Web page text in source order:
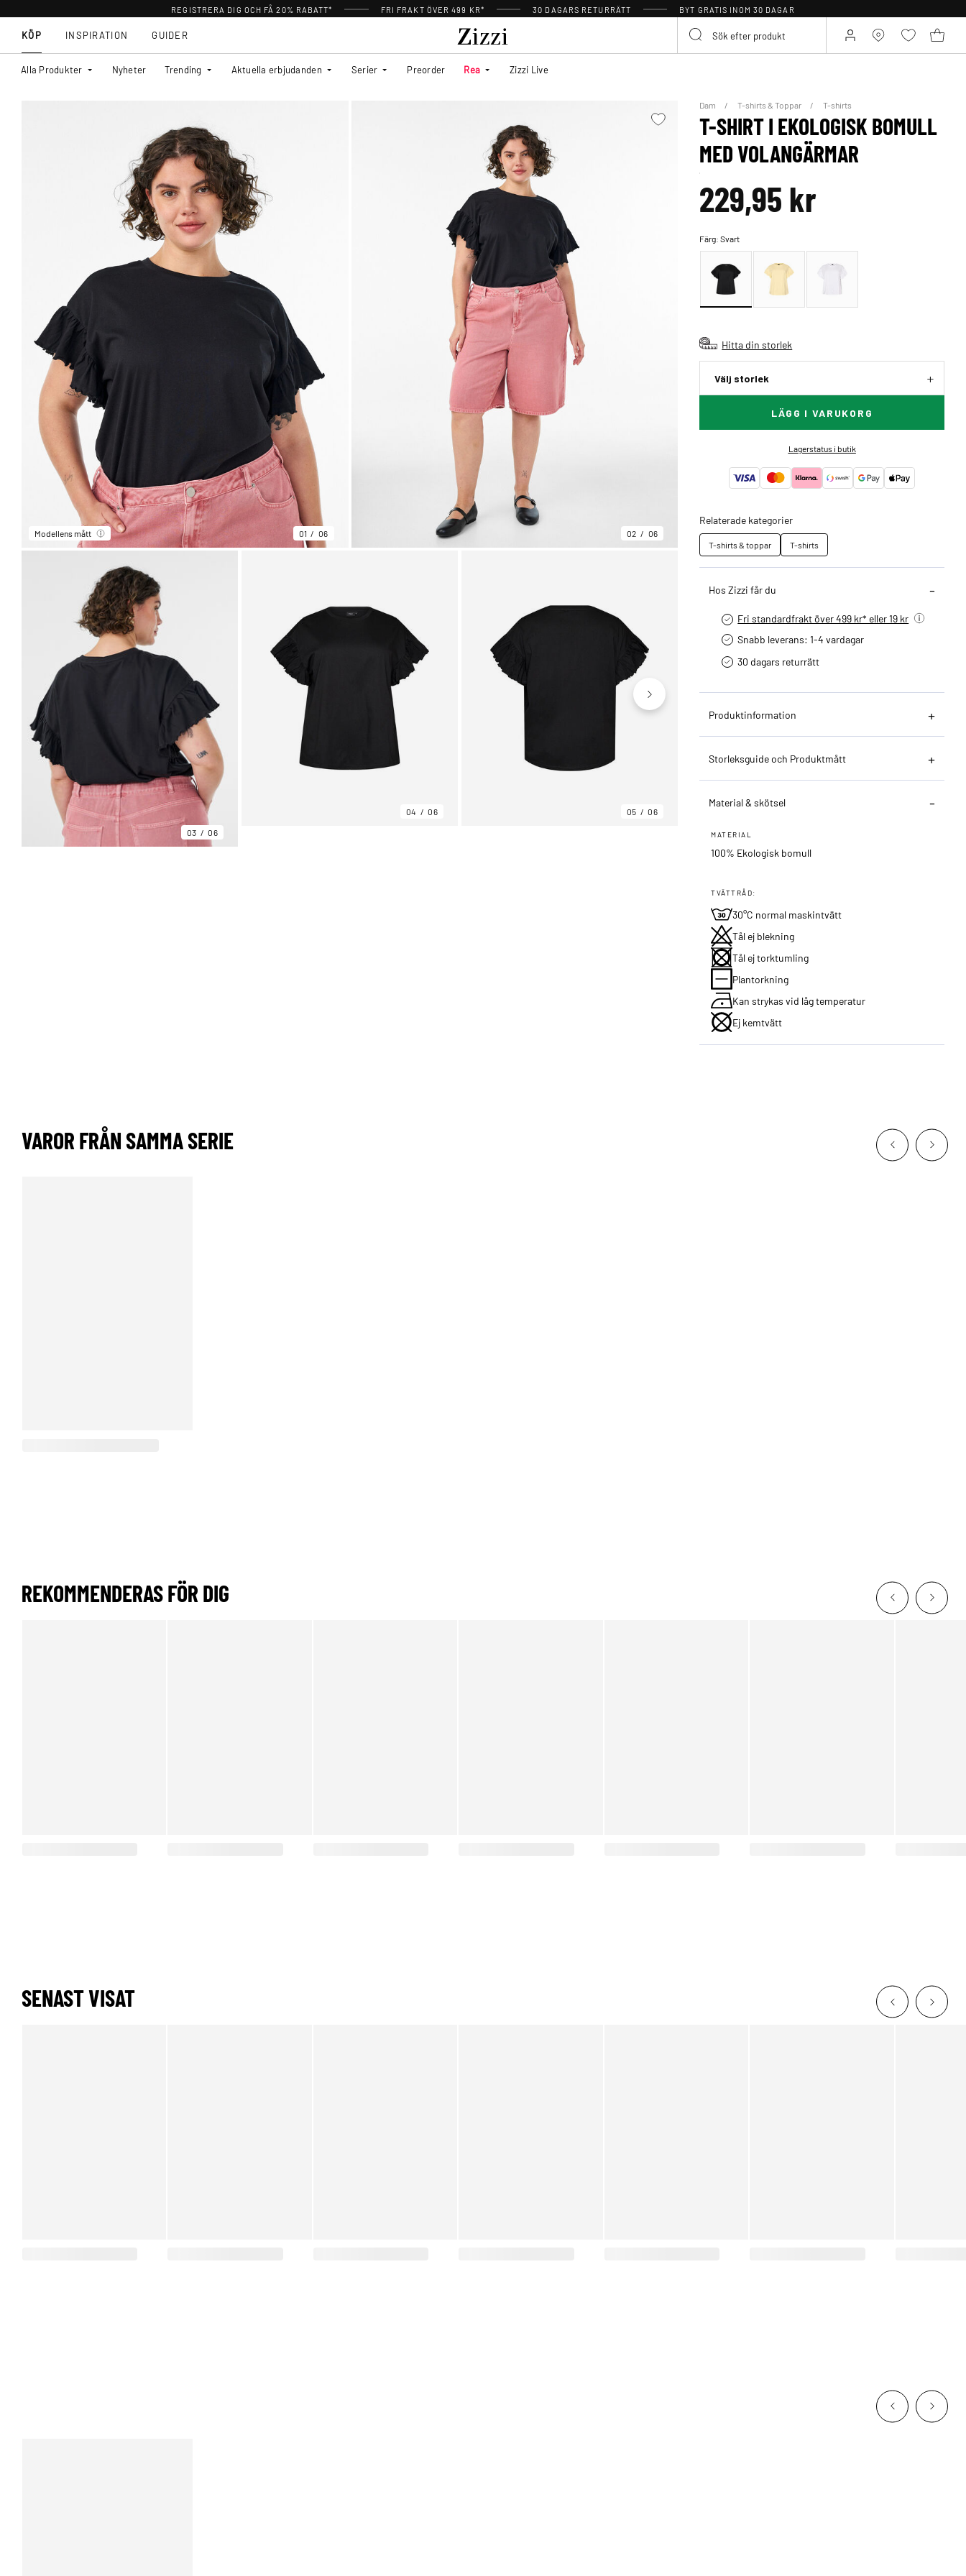
REGISTRERA DIG OCH FÅ 20% RABATT* FRI FRAKT ÖVER 499 KR* 30 DAGARS RETURRÄTT BYT GRATIS INOM 30 DAGAR
KÖP
Alla Produkter Nyheter Trending Aktuella erbjudanden Serier Preorder Rea Zizzi Live
INSPIRATION GUIDER
Modellens mått 01 06 02 06
03 06
04 06 05 06
Dam T-shirts & Toppar T-shirts
T-SHIRT I EKOLOGISK BOMULL
MED VOLANGÄRMAR
229,95 kr
Färg:Svart
Hitta din storlek
Välj storlek
LÄGG I VARUKORG
Lagerstatus i butik
Relaterade kategorier
T-shirts & toppar T-shirts
Hos Zizzi får du
Fri standardfrakt över 499 kr* eller 19 kr
Snabb leverans: 1-4 vardagar
30 dagars returrätt­
Produktinformation
Storleksguide och Produktmått
Material & skötsel
MATERIAL
100% Ekologisk bomull
TVÄTTRÅD:
30°C normal maskintvätt
Tål ej blekning
Tål ej torktumling
Plantorkning
Kan strykas vid låg temperatur
Ej kemtvätt
VAROR FRÅN SAMMA SERIE
REKOMMENDERAS FÖR DIG
SENAST VISAT